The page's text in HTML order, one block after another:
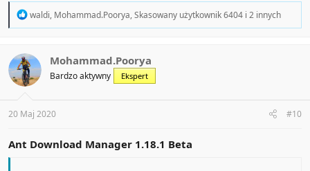
R
t
i
o
s
:
waldi, Mohammad.Poorya,Skasowany użytkownik 6404 i 2 innych
Mohammad.Poorya
Bardzo aktywny Ekspert
20 Maj 2020 #10
Ant Download Manager 1.18.1 Beta